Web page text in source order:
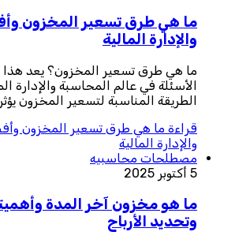
ما هي طرق تسعير المخزون
والإدارة المالية
ما هي طرق تسعير المخزون؟ يعد
الأسئلة في عالم المحاسبة والإدارة
الطريقة المناسبة لتسعير المخزون يؤثر
قراءة ما هي طرق تسعير المخزون
والإدارة المالية
مصطلحات محاسبيه
5 أكتوبر 2025
ما هو مخزون آخر المدة
وتحديد الأرباح